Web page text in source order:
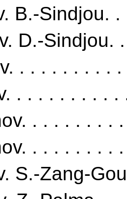
B.-Sindjou. .
D.-Sindjou.
. . . . . . . . . .
. . . . . . . . . .
. . . . . . . .
. . . . . . . .
S.-Zang-